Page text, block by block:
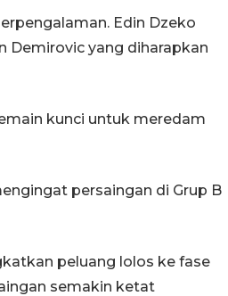
Edin Dzeko
Demirovic yang diharapkan
kunci untuk meredam
persaingan di Grup B
peluang lolos ke fase
semakin ketat